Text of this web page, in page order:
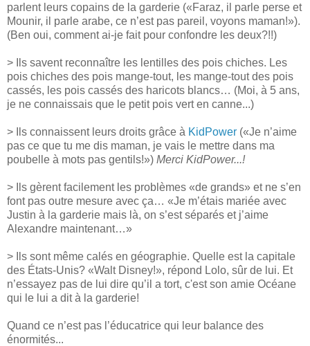
parlent leurs copains de la garderie («Faraz, il parle perse et
Mounir, il parle arabe, ce n’est pas pareil, voyons maman!»).
(Ben oui, comment ai-je fait pour confondre les deux?!!)
> Ils savent reconnaître les lentilles des pois chiches. Les
pois chiches des pois mange-tout, les mange-tout des pois
cassés, les pois cassés des haricots blancs… (Moi, à 5 ans,
je ne connaissais que le petit pois vert en canne...)
> Ils connaissent leurs droits grâce à KidPower («Je n’aime
pas ce que tu me dis maman, je vais le mettre dans ma
poubelle à mots pas gentils!») Merci KidPower...!
> Ils gèrent facilement les problèmes «de grands» et ne s’en
font pas outre mesure avec ça… «Je m’étais mariée avec
Justin à la garderie mais là, on s’est séparés et j’aime
Alexandre maintenant…»
> Ils sont même calés en géographie. Quelle est la capitale
des États-Unis? «Walt Disney!», répond Lolo, sûr de lui. Et
n’essayez pas de lui dire qu’il a tort, c'est son amie Océane
qui le lui a dit à la garderie!
Quand ce n’est pas l’éducatrice qui leur balance des
énormités...